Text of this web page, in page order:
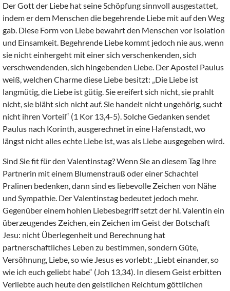
Der Gott der Liebe hat seine Schöpfung sinnvoll ausgestattet,
indem er dem Menschen die begehrende Liebe mit auf den Weg
gab. Diese Form von Liebe bewahrt den Menschen vor Isolation
und Einsamkeit. Begehrende Liebe kommt jedoch nie aus, wenn
sie nicht einhergeht mit einer sich verschenkenden, sich
verschwendenden, sich hingebenden Liebe. Der Apostel Paulus
weiß, welchen Charme diese Liebe besitzt: „Die Liebe ist
langmütig, die Liebe ist gütig. Sie ereifert sich nicht, sie prahlt
nicht, sie bläht sich nicht auf. Sie handelt nicht ungehörig, sucht
nicht ihren Vorteil“ (1 Kor 13,4-5). Solche Gedanken sendet
Paulus nach Korinth, ausgerechnet in eine Hafenstadt, wo
längst nicht alles echte Liebe ist, was als Liebe ausgegeben wird.
Sind Sie fit für den Valentinstag? Wenn Sie an diesem Tag Ihre
Partnerin mit einem Blumenstrauß oder einer Schachtel
Pralinen bedenken, dann sind es liebevolle Zeichen von Nähe
und Sympathie. Der Valentinstag bedeutet jedoch mehr.
Gegenüber einem hohlen Liebesbegriff setzt der hl. Valentin ein
überzeugendes Zeichen, ein Zeichen im Geist der Botschaft
Jesu: nicht Überlegenheit und Berechnung hat
partnerschaftliches Leben zu bestimmen, sondern Güte,
Versöhnung, Liebe, so wie Jesus es vorlebt: „Liebt einander, so
wie ich euch geliebt habe“ (Joh 13,34). In diesem Geist erbitten
Verliebte auch heute den geistlichen Reichtum göttlichen